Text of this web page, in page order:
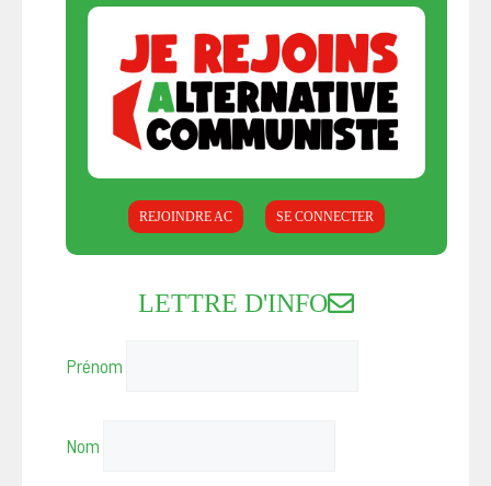
REJOINDRE AC SE CONNECTER
LETTRE D'INFO
Prénom
Nom